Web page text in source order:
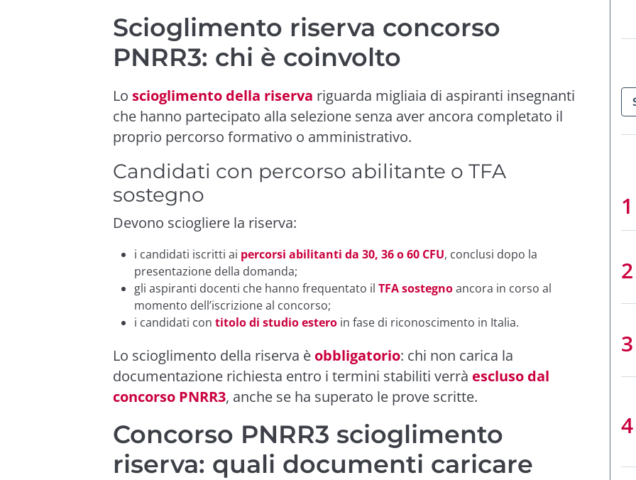
Scioglimento riserva concorso
PNRR3: chi è coinvolto
Lo scioglimento della riserva riguarda migliaia di aspiranti insegnanti
che hanno partecipato alla selezione senza aver ancora completato il
proprio percorso formativo o amministrativo.
Candidati con percorso abilitante o TFA
sostegno
Devono sciogliere la riserva:
i candidati iscritti ai percorsi abilitanti da 30, 36 o 60 CFU, conclusi dopo la
presentazione della domanda;
gli aspiranti docenti che hanno frequentato il TFA sostegnoancora in corso al
momento dell’iscrizione al concorso;
i candidati con titolo di studio estero in fase di riconoscimento in Italia.
Lo scioglimento della riserva è obbligatorio: chi non carica la
documentazione richiesta entro i termini stabiliti verrà escluso dal
concorso PNRR3, anche se ha superato le prove scritte.
Concorso PNRR3 scioglimento
riserva: quali documenti caricare